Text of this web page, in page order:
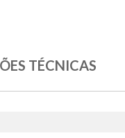
TÉCNICAS